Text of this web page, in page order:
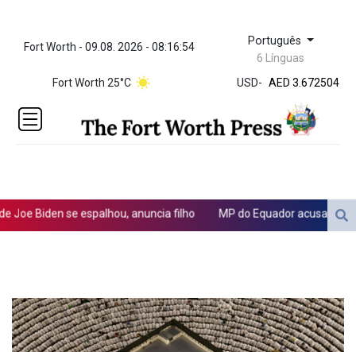
Fort Worth - 09.08. 2026 - 08:16:54 Português
6 Línguas
Fort Worth 25°C
USD-
ZWL 321.999592
AED 3.672504
AED 3.672504
AFN
ALL 80.629676
AMD
BBD 2.00813
BDT 123.418242
BHD 0.375989
Biden se espalhou, anuncia filho MP do Equador acusa sete